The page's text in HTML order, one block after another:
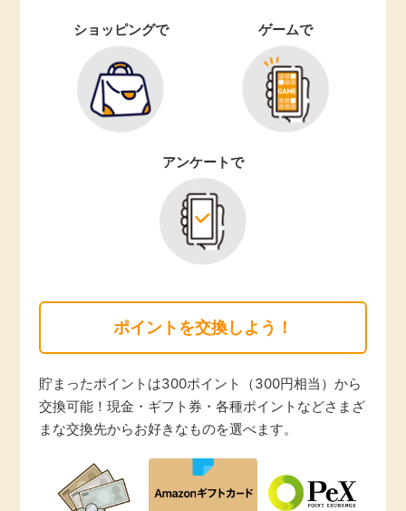
ショッピングで ゲームで
アンケートで
ポイントを交換しよう！
貯まったポイントは300ポイント（300円相当）から
交換可能！現金・ギフト券・各種ポイントなどさまざ
まな交換先からお好きなものを選べます。